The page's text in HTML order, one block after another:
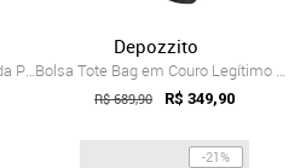
Bolsa Feminina Colcci Estruturada PVC Preta
Depozzito
Bolsa Tote Bag em Couro Legítimo Preta c...
R$ 689,90 R$ 349,90
-21%